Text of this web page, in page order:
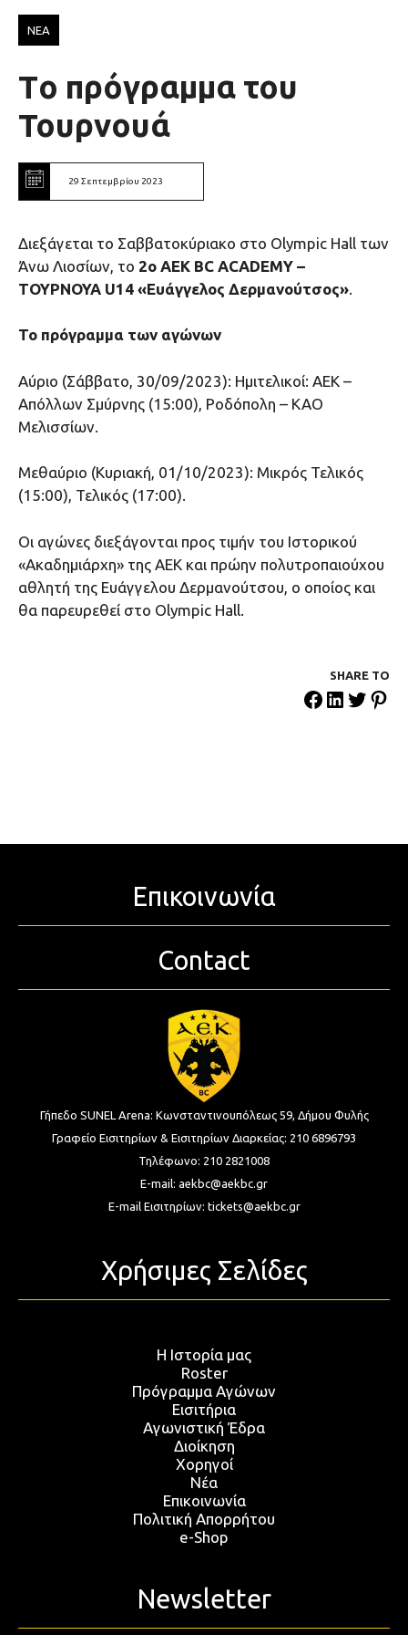
ΝΕΑ
Tο πρόγραμμα του
Τουρνουά
29 Σεπτεμβρίου 2023
Διεξάγεται το Σαββατοκύριακο στο Olympic Hall των
Άνω Λιοσίων, το 2ο ΑΕΚ BC ΑCADEMY –
ΤΟΥΡΝΟΥΑ U14 «Ευάγγελος Δερμανούτσος»
Το πρόγραμμα των αγώνων
Αύριο (Σάββατο, 30/09/2023): Ημιτελικοί: ΑΕΚ –
Απόλλων Σμύρνης (15:00), Ροδόπολη – ΚΑΟ
Μελισσίων.
Μεθαύριο (Κυριακή, 01/10/2023): Μικρός Τελικός
(15:00), Τελικός (17:00).
Οι αγώνες διεξάγονται προς τιμήν του Ιστορικού
«Ακαδημιάρχη» της ΑΕΚ και πρώην πολυτροπαιούχου
αθλητή της Ευάγγελου Δερμανούτσου, ο οποίος και
θα παρευρεθεί στο Olympic Hall.
SHARE ΤΟ
Επικοινωνία
Contact
Γήπεδο SUNEL Arena: Κωνσταντινουπόλεως 59, Δήμου Φυλής
Γραφείο Εισιτηρίων & Εισιτηρίων Διαρκείας: 210 6896793
Τηλέφωνο: 210 2821008
E-mail: aekbc@aekbc.gr
E-mail Εισιτηρίων: tickets@aekbc.gr
Χρήσιμες Σελίδες
Η Ιστορία μας
Roster
Πρόγραμμα Αγώνων
Εισιτήρια
Αγωνιστική Έδρα
Διοίκηση
Χορηγοί
Νέα
Επικοινωνία
Πολιτική Απορρήτου
e-Shop
Newsletter